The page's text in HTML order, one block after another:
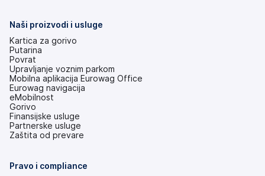
kartice)
Naši proizvodi i usluge
Kartica za gorivo
Putarina
Povrat
Upravljanje voznim parkom
Mobilna aplikacija Eurowag Office
Eurowag navigacija
eMobilnost
Gorivo
Finansijske usluge
Partnerske usluge
Zaštita od prevare
Pravo i compliance